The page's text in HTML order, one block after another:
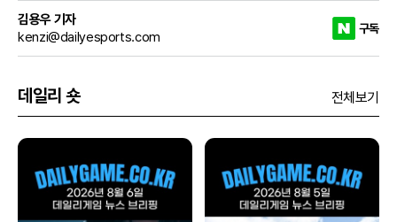
김용우 기자
kenzi@dailyesports.com
구독
데일리 숏 전체보기